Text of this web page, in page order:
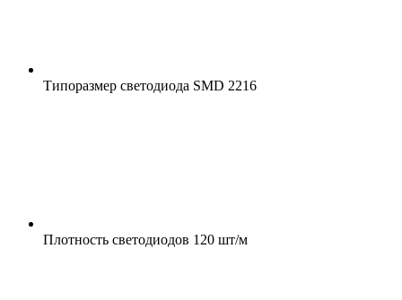
Типоразмер светодиода SMD 2216
Плотность светодиодов 120 шт/м